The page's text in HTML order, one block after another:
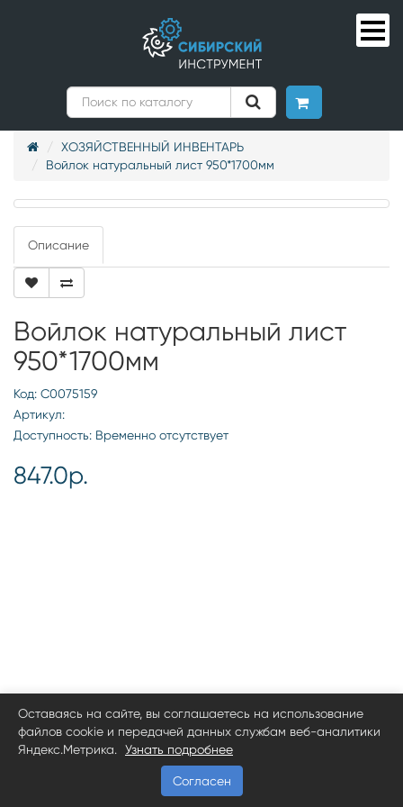
ХОЗЯЙСТВЕННЫЙ ИНВЕНТАРЬ
Войлок натуральный лист 950*1700мм
Описание
Войлок натуральный лист
950*1700мм
Код: С0075159
Артикул:
Доступность: Временно отсутствует
847.0р.
Оставаясь на сайте, вы соглашаетесь на использование
файлов cookie и передачей данных службам веб-аналитики
Яндекс.Метрика.
Узнать подробнее
Согласен